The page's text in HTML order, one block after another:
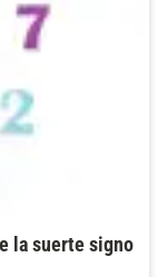
la suerte signo